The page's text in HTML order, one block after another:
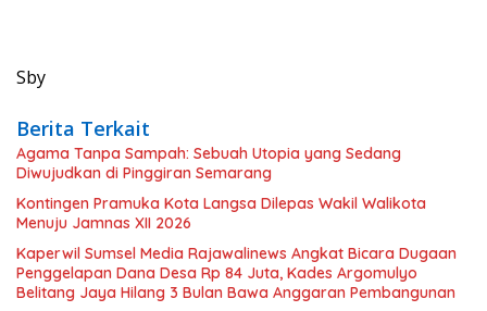
Sby
Berita Terkait
Agama Tanpa Sampah: Sebuah Utopia yang Sedang
Diwujudkan di Pinggiran Semarang
Kontingen Pramuka Kota Langsa Dilepas Wakil Walikota
Menuju Jamnas XII 2026
Kaperwil Sumsel Media Rajawalinews Angkat Bicara Dugaan
Penggelapan Dana Desa Rp 84 Juta, Kades Argomulyo
Belitang Jaya Hilang 3 Bulan Bawa Anggaran Pembangunan